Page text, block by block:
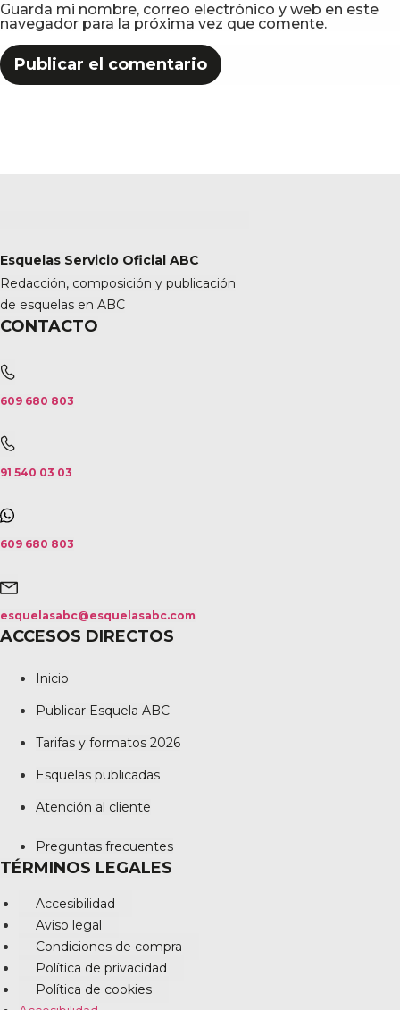
Guarda mi nombre, correo electrónico y web en este
navegador para la próxima vez que comente.
Esquelas Servicio Oficial ABC
Redacción, composición y publicación
de esquelas en ABC
CONTACTO
609 680 803
91 540 03 03
609 680 803
esquelasabc@esquelasabc.com
ACCESOS DIRECTOS
Inicio
Publicar Esquela ABC
Tarifas y formatos 2026
Esquelas publicadas
Atención al cliente
Preguntas frecuentes
TÉRMINOS LEGALES
Accesibilidad
Aviso legal
Condiciones de compra
Política de privacidad
Política de cookies